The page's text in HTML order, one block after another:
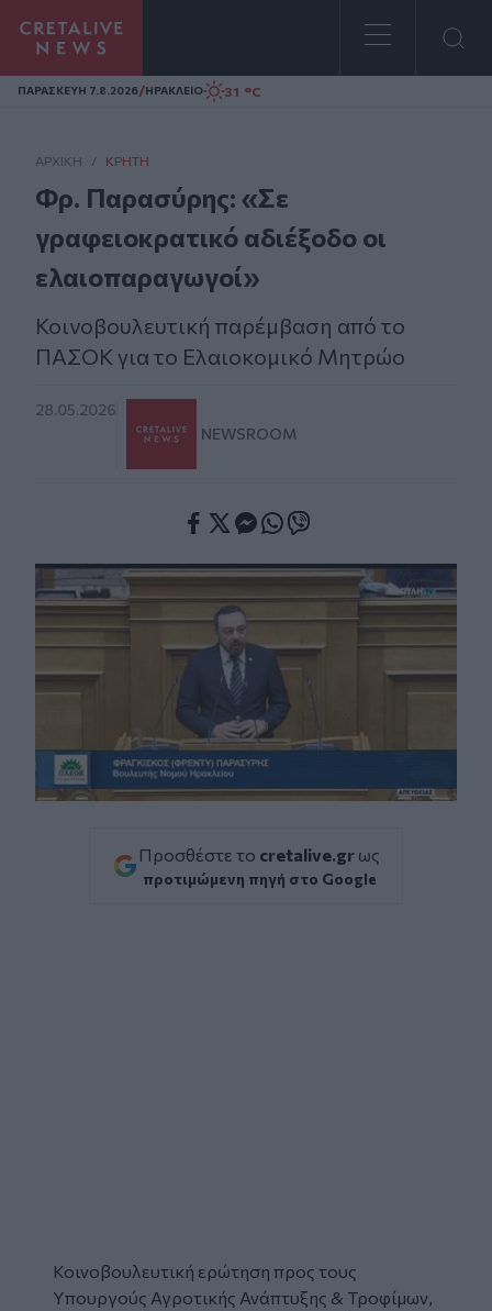
Homepage
ΠΑΡΑΣΚΕΥΗ 7.8.2026/ΗΡΑΚΛΕΙΟ 31 °C
ΑΡΧΙΚΗ / ΚΡΉΤΗ
Φρ. Παρασύρης: «Σε
γραφειοκρατικό αδιέξοδο οι
ελαιοπαραγωγοί»
Κοινοβουλευτική παρέμβαση από το
ΠΑΣΟΚ για το Ελαιοκομικό Μητρώο
28.05.2026
NEWSROOM
Προσθέστε το cretalive.gr ως
προτιμώμενη πηγή στο Google
Κοινοβουλευτική ερώτηση προς τους
Υπουργούς Αγροτικής Ανάπτυξης & Τροφίμων,